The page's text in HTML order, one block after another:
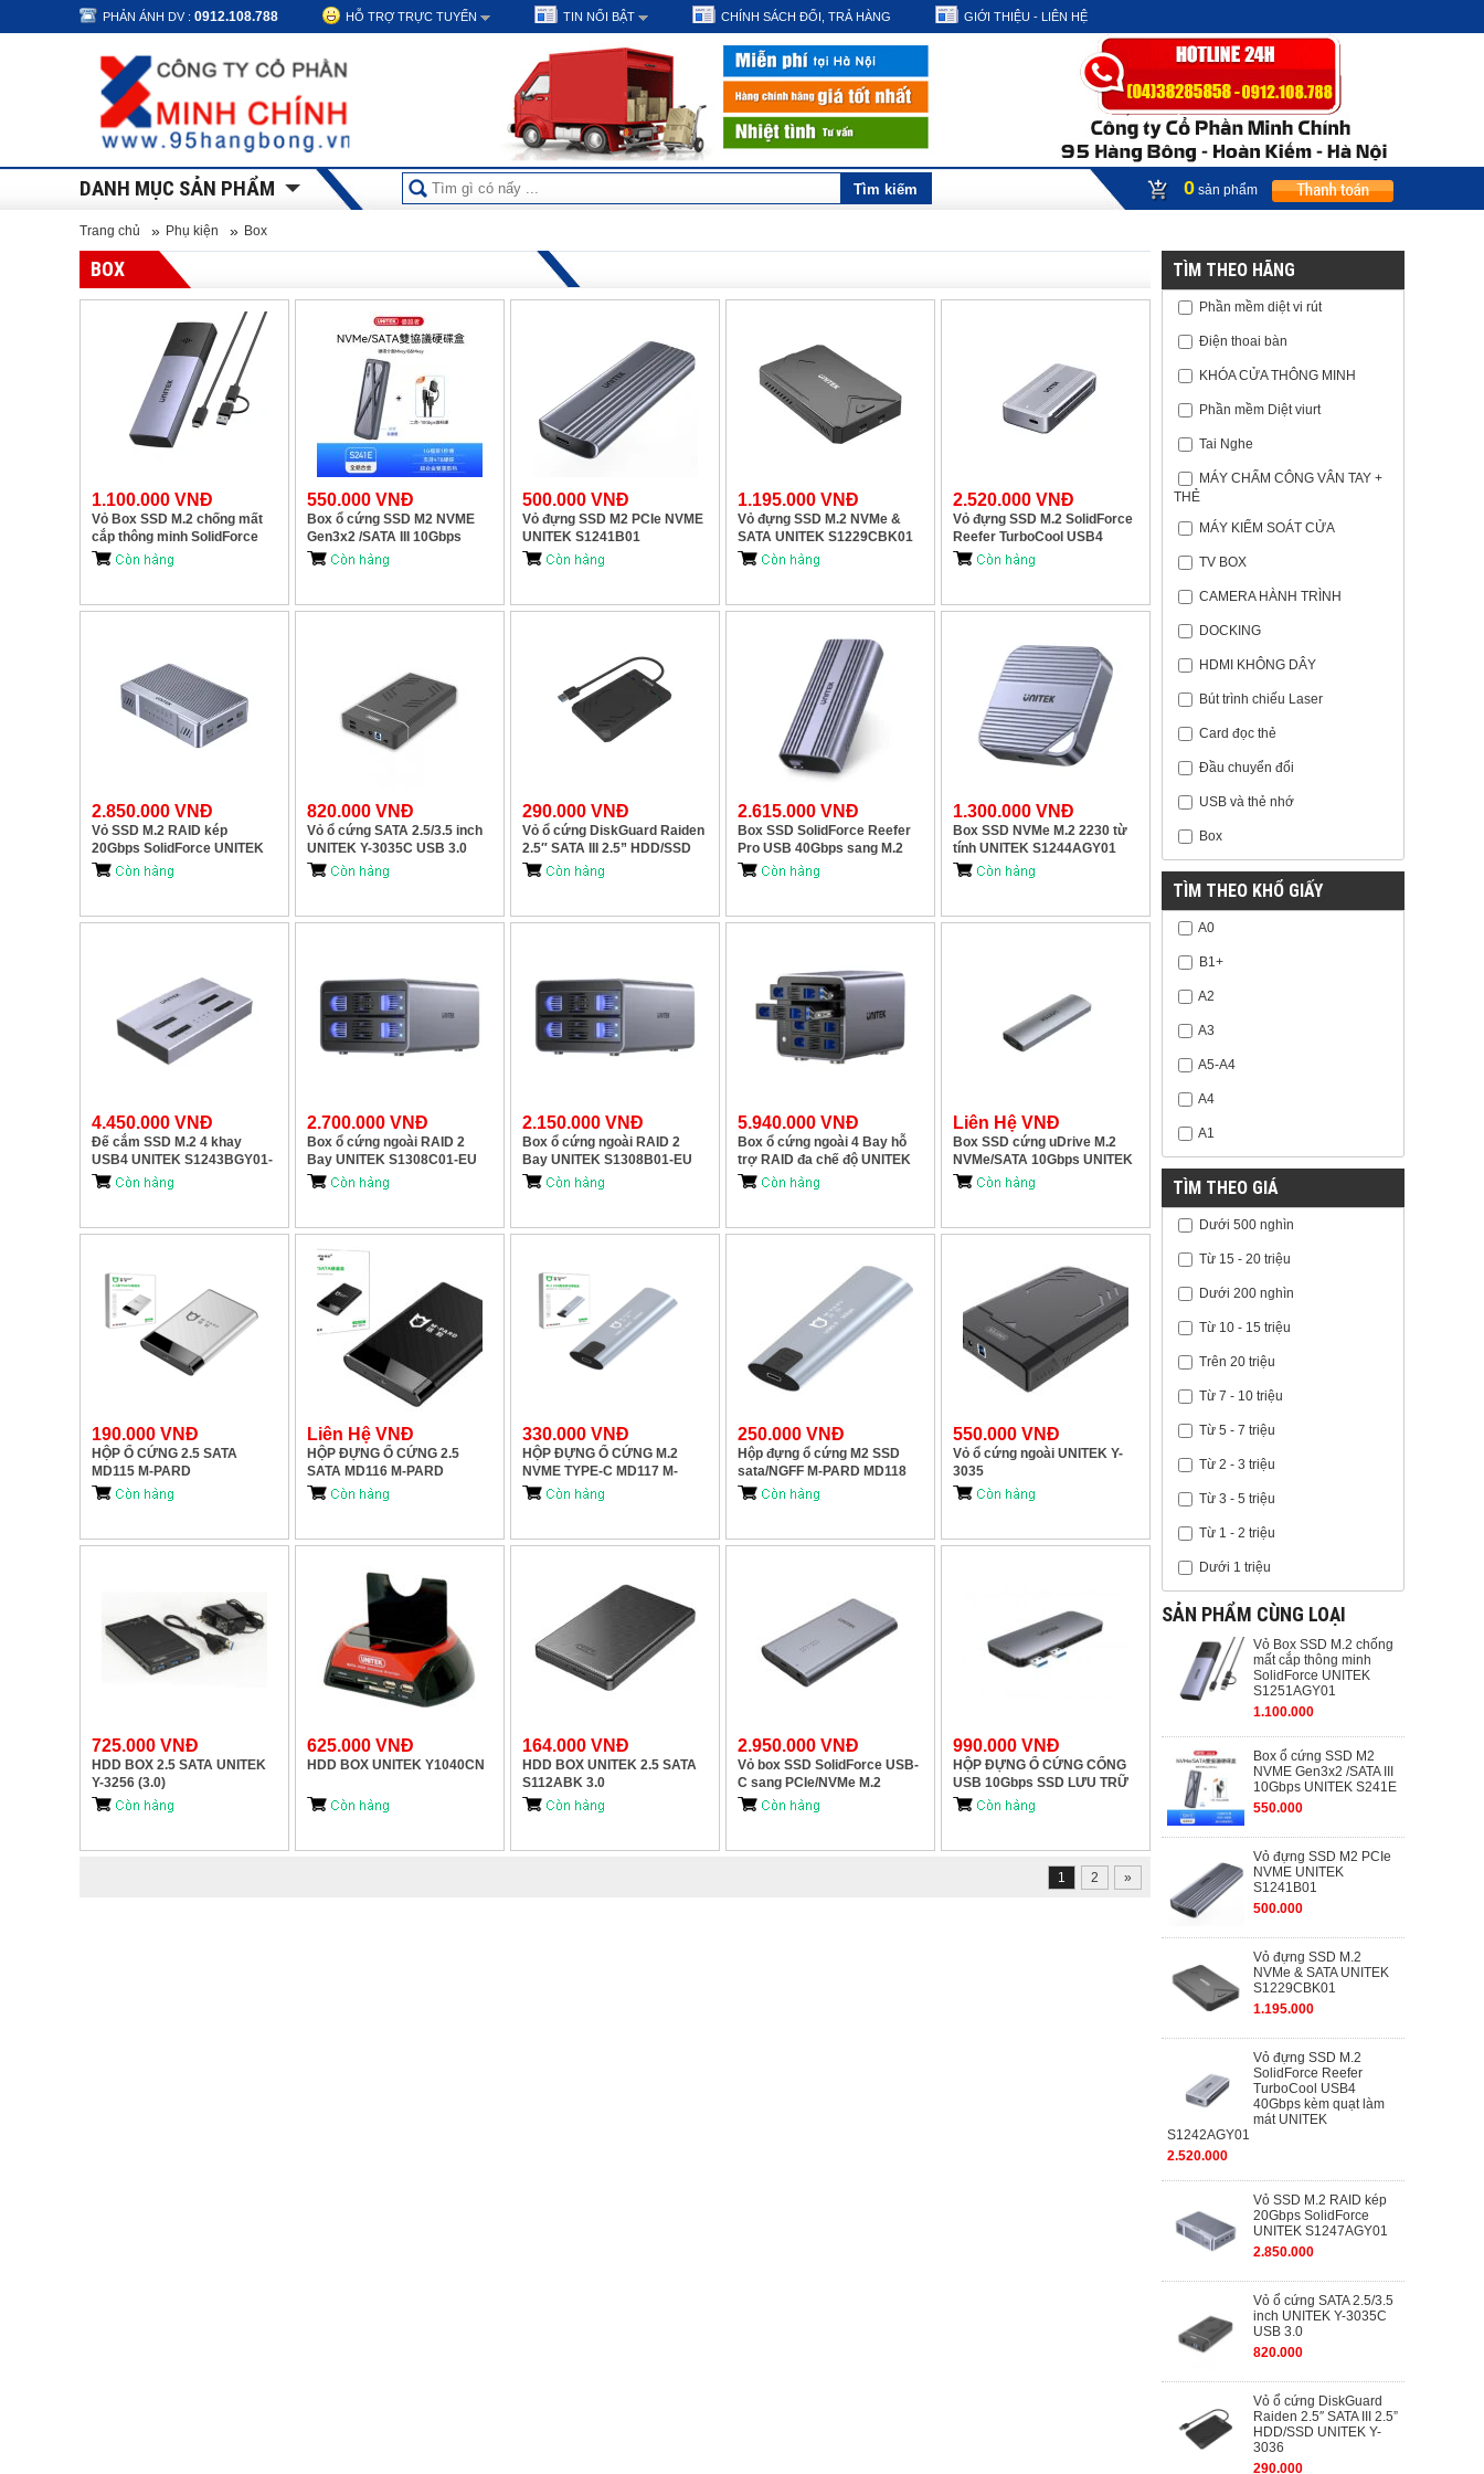
PHẢN ÁNH DV : 0912.108.788 HỖ TRỢ TRỰC TUYẾN TIN NỔI BẬT CHÍNH SÁCH ĐỔI, TRẢ HÀNG GIỚI THIỆU - LIÊN HỆ
DANH MỤC SẢN PHẨM 0 sản phẩm
Trang chủ » Phụ kiện » Box
BOX
1.100.000 VNĐ
Vỏ Box SSD M.2 chống mất
cắp thông minh SolidForce
UNITEK S1251AGY01
550.000 VNĐ
Box ổ cứng SSD M2 NVME
Gen3x2 /SATA III 10Gbps
UNITEK S241E
500.000 VNĐ
Vỏ đựng SSD M2 PCIe NVME
UNITEK S1241B01
1.195.000 VNĐ
Vỏ đựng SSD M.2 NVMe &
SATA UNITEK S1229CBK01
2.520.000 VNĐ
Vỏ đựng SSD M.2 SolidForce
Reefer TurboCool USB4
40Gbps kèm quạt làm mát
2.850.000 VNĐ
Vỏ SSD M.2 RAID kép
20Gbps SolidForce UNITEK
S1247AGY01
820.000 VNĐ
Vỏ ổ cứng SATA 2.5/3.5 inch
UNITEK Y-3035C USB 3.0
290.000 VNĐ
Vỏ ổ cứng DiskGuard Raiden
2.5″ SATA III 2.5” HDD/SSD
UNITEK Y-3036
2.615.000 VNĐ
Box SSD SolidForce Reefer
Pro USB 40Gbps sang M.2
SSD (PCIe/NVMe)UNITEK
1.300.000 VNĐ
Box SSD NVMe M.2 2230 từ
tính UNITEK S1244AGY01
4.450.000 VNĐ
Đế cắm SSD M.2 4 khay
USB4 UNITEK S1243BGY01-
US
2.700.000 VNĐ
Box ổ cứng ngoài RAID 2
Bay UNITEK S1308C01-EU
USB-C
2.150.000 VNĐ
Box ổ cứng ngoài RAID 2
Bay UNITEK S1308B01-EU
5.940.000 VNĐ
Box ổ cứng ngoài 4 Bay hỗ
trợ RAID đa chế độ UNITEK
S1301AGY01-EU
Liên Hệ VNĐ
Box SSD cứng uDrive M.2
NVMe/SATA 10Gbps UNITEK
S1230A
190.000 VNĐ
HỘP Ổ CỨNG 2.5 SATA
MD115 M-PARD
Liên Hệ VNĐ
HỘP ĐỰNG Ổ CỨNG 2.5
SATA MD116 M-PARD
330.000 VNĐ
HỘP ĐỰNG Ổ CỨNG M.2
NVME TYPE-C MD117 M-
PARD
250.000 VNĐ
Hộp đựng ổ cứng M2 SSD
sata/NGFF M-PARD MD118
550.000 VNĐ
Vỏ ổ cứng ngoài UNITEK Y-
3035
725.000 VNĐ
HDD BOX 2.5 SATA UNITEK
Y-3256 (3.0)
625.000 VNĐ
HDD BOX UNITEK Y1040CN
164.000 VNĐ
HDD BOX UNITEK 2.5 SATA
S112ABK 3.0
2.950.000 VNĐ
Vỏ box SSD SolidForce USB-
C sang PCIe/NVMe M.2
20Gbps hai khay với chức
990.000 VNĐ
HỘP ĐỰNG Ổ CỨNG CỔNG
USB 10Gbps SSD LƯU TRỮ
SOLIDFORCE PCLE & NVME
1 2 »
TÌM THEO HÃNG
Phần mềm diệt vi rút
Điện thoai bàn
KHÓA CỬA THÔNG MINH
Phần mềm Diệt viurt
Tai Nghe
MÁY CHẤM CÔNG VÂN TAY +
THẺ
MÁY KIỂM SOÁT CỬA
TV BOX
CAMERA HÀNH TRÌNH
DOCKING
HDMI KHÔNG DÂY
Bút trình chiếu Laser
Card đọc thẻ
Đầu chuyển đổi
USB và thẻ nhớ
Box
TÌM THEO KHỔ GIẤY
A0
B1+
A2
A3
A5-A4
A4
A1
TÌM THEO GIÁ
Dưới 500 nghìn
Từ 15 - 20 triệu
Dưới 200 nghìn
Từ 10 - 15 triệu
Trên 20 triệu
Từ 7 - 10 triệu
Từ 5 - 7 triệu
Từ 2 - 3 triệu
Từ 3 - 5 triệu
Từ 1 - 2 triệu
Dưới 1 triệu
SẢN PHẨM CÙNG LOẠI
Vỏ Box SSD M.2 chống
mất cắp thông minh
SolidForce UNITEK
S1251AGY01
1.100.000
Box ổ cứng SSD M2
NVME Gen3x2 /SATA III
10Gbps UNITEK S241E
550.000
Vỏ đựng SSD M2 PCIe
NVME UNITEK
S1241B01
500.000
Vỏ đựng SSD M.2
NVMe & SATA UNITEK
S1229CBK01
1.195.000
Vỏ đựng SSD M.2
SolidForce Reefer
TurboCool USB4
40Gbps kèm quạt làm
mát UNITEK
S1242AGY01
2.520.000
Vỏ SSD M.2 RAID kép
20Gbps SolidForce
UNITEK S1247AGY01
2.850.000
Vỏ ổ cứng SATA 2.5/3.5
inch UNITEK Y-3035C
USB 3.0
820.000
Vỏ ổ cứng DiskGuard
Raiden 2.5″ SATA III 2.5”
HDD/SSD UNITEK Y-
3036
290.000